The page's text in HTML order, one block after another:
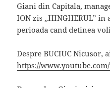
Giani din Capitala,
ION zis „HINGHERUL” in
perioada cand detinea
Despre BUCIUC Nicusor,
https://www.youtube.com/